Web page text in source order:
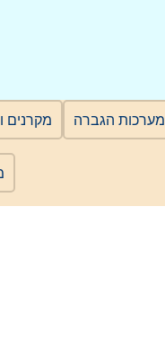
מערכות הגברה מקרנים